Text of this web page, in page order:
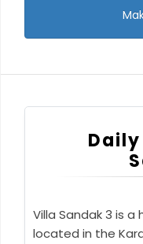
Villa Sandak 3 is
located in the